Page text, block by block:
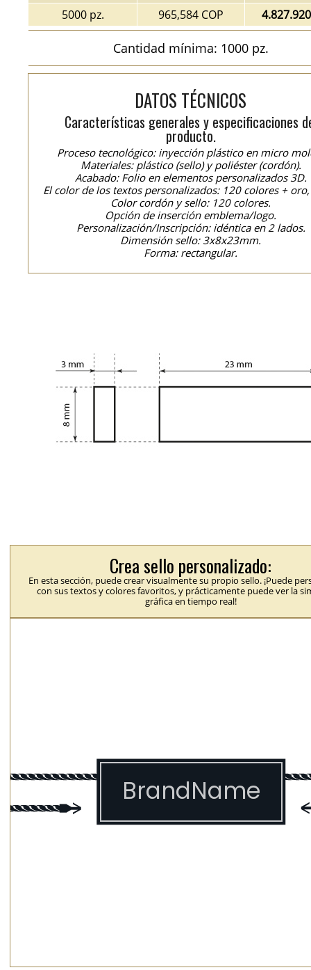
5000 pz.
965,584 COP
Cantidad mínima: 1000 pz.
DATOS TÉCNICOS
Características generales y especificaciones
producto.
Proceso tecnológico: inyección plástico en micro
Materiales: plástico (sello) y poliéster (cordón).
Acabado: Folio en elementos personalizados 3D.
El color de los textos personalizados: 120 colores +
Color cordón y sello: 120 colores.
Opción de inserción emblema/logo.
Personalización/Inscripción: idéntica en 2 lados.
Dimensión sello: 3x8x23mm.
Forma: rectangular.
Crea sello personalizado:
En esta sección, puede crear visualmente su propio sello. ¡Puede
con sus textos y colores favoritos, y prácticamente puede ver la
gráfica en tiempo real!